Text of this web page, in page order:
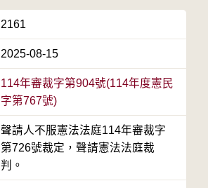
2161
2025-08-15
114年審裁字第904號(114年度憲民
字第767號)
聲請人不服憲法法庭114年審裁字
第726號裁定，聲請憲法法庭裁
判。